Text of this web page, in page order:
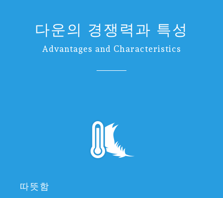
다운의 경쟁력과 특성
Advantages and Characteristics
따뜻함